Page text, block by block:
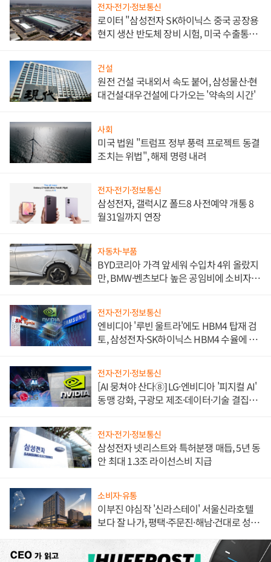
전자·전기·정보통신
로이터 "삼성전자 SK하이닉스 중국 공장용
현지 생산 반도체 장비 시험, 미국 수출통제
건설
원전 건설 국내외서 속도 붙어, 삼성물산·현
대건설·대우건설에 다가오는 '약속의 시간'
사회
미국 법원 "트럼프 정부 풍력 프로젝트 동결
조치는 위법", 해제 명령 내려
전자·전기·정보통신
삼성전자, 갤럭시Z 폴드8 사전예약 개통 8
월31일까지 연장
자동차·부품
BYD코리아 가격 앞세워 수입차 4위 올랐지
만, BMW·벤츠보다 높은 공임비에 소비자
전자·전기·정보통신
엔비디아 '루빈 울트라'에도 HBM4 탑재 검
토, 삼성전자·SK하이닉스 HBM4 수율에 주
전자·전기·정보통신
[AI 뭉쳐야 산다⑧] LG·엔비디아 '피지컬 AI'
동맹 강화, 구광모 제조·데이터·기술 결집
전자·전기·정보통신
삼성전자 넷리스트와 특허분쟁 매듭, 5년 동
안 최대 1.3조 라이선스비 지급
소비자·유통
이부진 야심작 '신라스테이' 서울신라호텔
보다 잘 나가, 평택·주문진·해남·건대로 성